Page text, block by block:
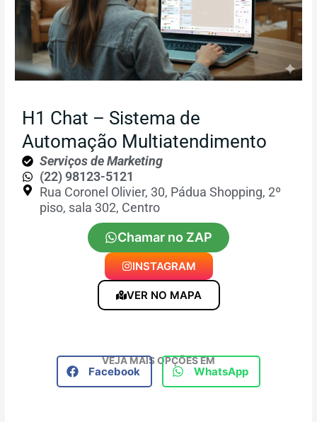
H1 Chat – Sistema de
Automação Multiatendimento
Serviços de Marketing
(22) 98123-5121
Rua Coronel Olivier, 30, Pádua Shopping, 2º
piso, sala 302, Centro
VER NO MAPA
INSTAGRAM
Chamar no ZAP
VEJA MAIS OPÇÕES EM
Facebook WhatsApp